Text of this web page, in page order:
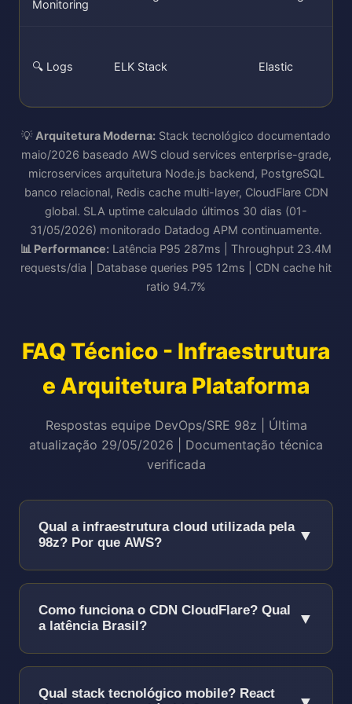
Monitoring
🔍 Logs ELK Stack Elastic
💡 Arquitetura Moderna: Stack tecnológico documentado
maio/2026 baseado AWS cloud services enterprise-grade,
microservices arquitetura Node.js backend, PostgreSQL
banco relacional, Redis cache multi-layer, CloudFlare CDN
global. SLA uptime calculado últimos 30 dias (01-
31/05/2026) monitorado Datadog APM continuamente.
📊 Performance: Latência P95 287ms | Throughput 23.4M
requests/dia | Database queries P95 12ms | CDN cache hit
ratio 94.7%
FAQ Técnico - Infraestrutura
e Arquitetura Plataforma
Respostas equipe DevOps/SRE 98z | Última
atualização 29/05/2026 | Documentação técnica
verificada
Qual a infraestrutura cloud utilizada pela
98z? Por que AWS?
▼
Utilizamos 100% Amazon Web Services
(AWS) infraestrutura cloud enterprise-
grade!
Como funciona o CDN CloudFlare? Qual
a latência Brasil?
▼
CDN CloudFlare Enterprise com 200+ POPs
(Points of Presence) globais!
Qual stack tecnológico mobile? React